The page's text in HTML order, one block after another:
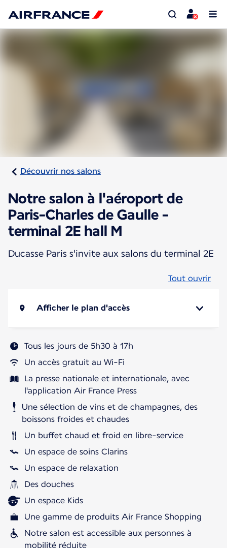
Découvrir nos salons
Notre salon à l'aéroport de
Paris-Charles de Gaulle -
terminal 2E hall M
Ducasse Paris s'invite aux salons du terminal 2E
Tout ouvrir
Afficher le plan d'accès
Tous les jours de 5h30 à 17h
Un accès gratuit au Wi-Fi
La presse nationale et internationale, avec
l'application Air France Press
Une sélection de vins et de champagnes, des
boissons froides et chaudes
Un buffet chaud et froid en libre-service
Un espace de soins Clarins
Un espace de relaxation
Des douches
Un espace Kids
Une gamme de produits Air France Shopping
Notre salon est accessible aux personnes à
mobilité réduite